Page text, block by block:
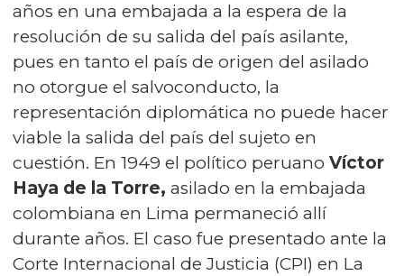
años en una embajada a la espera de la
resolución de su salida del país asilante,
pues en tanto el país de origen del asilado
no otorgue el salvoconducto, la
representación diplomática no puede hacer
viable la salida del país del sujeto en
cuestión. En 1949 el político peruano Víctor
Haya de la Torre, asilado en la embajada
colombiana en Lima permaneció allí
durante años. El caso fue presentado ante la
Corte Internacional de Justicia (CPI) en La